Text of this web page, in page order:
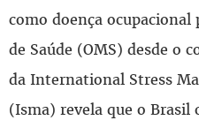
como doença
de Saúde (OMS) desde o
da International Stress
(Isma) revela que o Brasil